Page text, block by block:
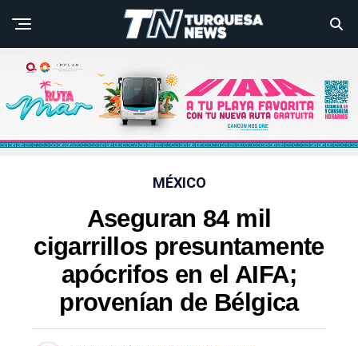
MÉXICO
Aseguran 84 mil
cigarrillos presuntamente
apócrifos en el AIFA;
provenían de Bélgica